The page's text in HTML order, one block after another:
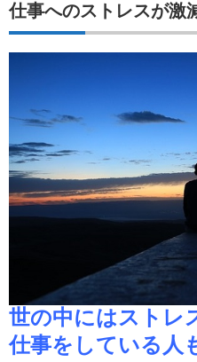
仕事へのストレスが激
世の中にはストレ
仕事をしている人